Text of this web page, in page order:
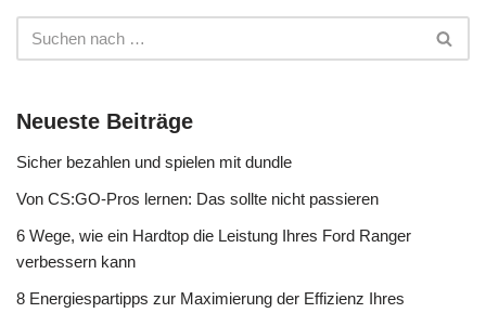
Neueste Beiträge
Sicher bezahlen und spielen mit dundle
Von CS:GO-Pros lernen: Das sollte nicht passieren
6 Wege, wie ein Hardtop die Leistung Ihres Ford Ranger
verbessern kann
8 Energiespartipps zur Maximierung der Effizienz Ihres